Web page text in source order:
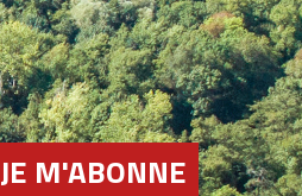
JE M'ABONNE